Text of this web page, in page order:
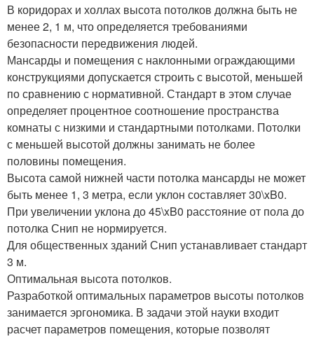
В коридорах и холлах высота потолков должна быть не
менее 2, 1 м, что определяется требованиями
безопасности передвижения людей.
Мансарды и помещения с наклонными ограждающими
конструкциями допускается строить с высотой, меньшей
по сравнению с нормативной. Стандарт в этом случае
определяет процентное соотношение пространства
комнаты с низкими и стандартными потолками. Потолки
с меньшей высотой должны занимать не более
половины помещения.
Высота самой нижней части потолка мансарды не может
быть менее 1, 3 метра, если уклон составляет 30\xB0.
При увеличении уклона до 45\xB0 расстояние от пола до
потолка Снип не нормируется.
Для общественных зданий Снип устанавливает стандарт
3 м.
Оптимальная высота потолков.
Разработкой оптимальных параметров высоты потолков
занимается эргономика. В задачи этой науки входит
расчет параметров помещения, которые позволят